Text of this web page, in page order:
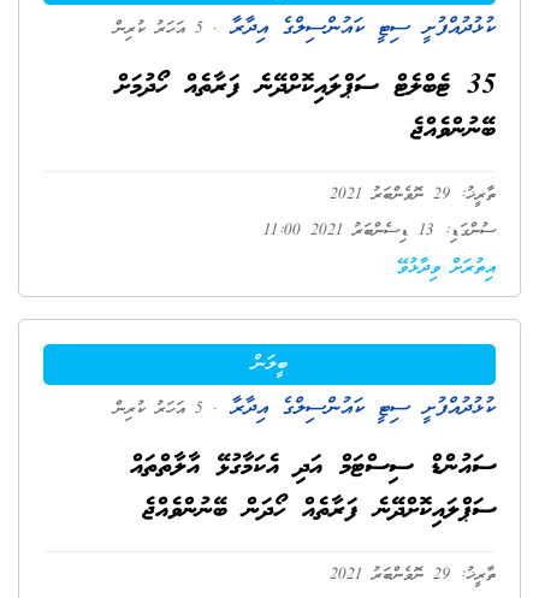
ކުޅުދުއްފުށީ ސިޓީ ކައުންސިލްގެ އިދާރާ . 5 އަހަރު ކުރިން
35 ޓެބްލެޓް ސަޕްލައިކޮށްދޭނެ ފަރާތެއް ހޯދުމަށް
ބޭނުންވެއްޖެ
ތާރީޚު: 29 ނޮވެންބަރު 2021
ސުންގަޑި: 13 ޑިސެންބަރު 2021 11:00
އިތުރަށް ވިދާޅުވޭ
ބީލަން
ކުޅުދުއްފުށީ ސިޓީ ކައުންސިލްގެ އިދާރާ . 5 އަހަރު ކުރިން
ސައުންޑް ސިސްޓަމް އަދި އެކަމާގުޅޭ އާލާތްތައް
ސަޕްލައިކޮށްދޭނެ ފަރާތެއް ހޯދަން ބޭނުންވެއްޖެ
ތާރީޚު: 29 ނޮވެންބަރު 2021